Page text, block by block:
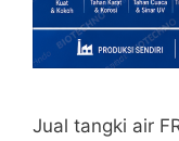
Jual tangki air